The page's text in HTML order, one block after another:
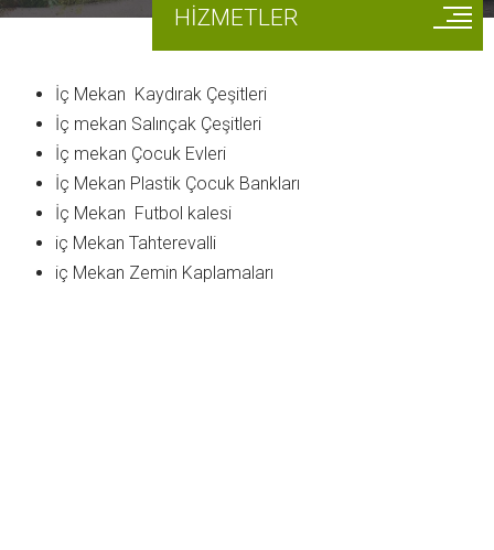
HİZMETLER
İç Mekan Kaydırak Çeşitleri
İç mekan Salınçak Çeşitleri
İç mekan Çocuk Evleri
İç Mekan Plastik Çocuk Bankları
İç Mekan Futbol kalesi
iç Mekan Tahterevalli
iç Mekan Zemin Kaplamaları